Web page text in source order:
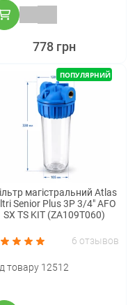
778 грн
ПОПУЛЯРНИЙ
магістральний Atlas
Senior Plus 3P 3/4" AFO
SX TS KIT (ZA109T060)
6 отзывов
товару 12512